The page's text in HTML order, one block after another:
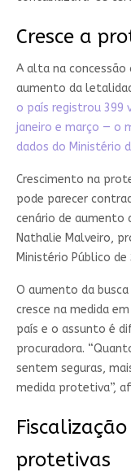
Cresce a
A alta na concessão
aumento da
o país registrou 399
janeiro e março — o
dados do Ministério
Crescimento na
pode parecer
cenário de aumento
Nathalie Malveiro,
Ministério Público de
O aumento da
cresce na medida
país e o assunto é
procuradora.
sentem seguras,
medida protetiva”,
protetivas